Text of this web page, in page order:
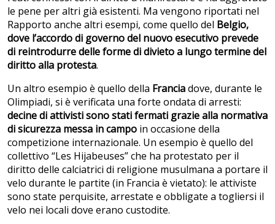
le pene per altri già esistenti. Ma vengono riportati nel
Rapporto anche altri esempi, come quello del Belgio,
dove l’accordo di governo del nuovo esecutivo prevede
di reintrodurre delle forme di divieto a lungo termine del
diritto alla protesta.
Un altro esempio è quello della Franciadove, durante le
Olimpiadi, si è verificata una forte ondata di arresti:
decine di attivisti sono stati fermati grazie alla normativa
di sicurezza messa in campo in occasione della
competizione internazionale. Un esempio è quello del
collettivo “Les Hijabeuses” che ha protestato per il
diritto delle calciatrici di religione musulmana a portare il
velo durante le partite (in Francia è vietato): le attiviste
sono state perquisite, arrestate e obbligate a togliersi il
velo nei locali dove erano custodite.